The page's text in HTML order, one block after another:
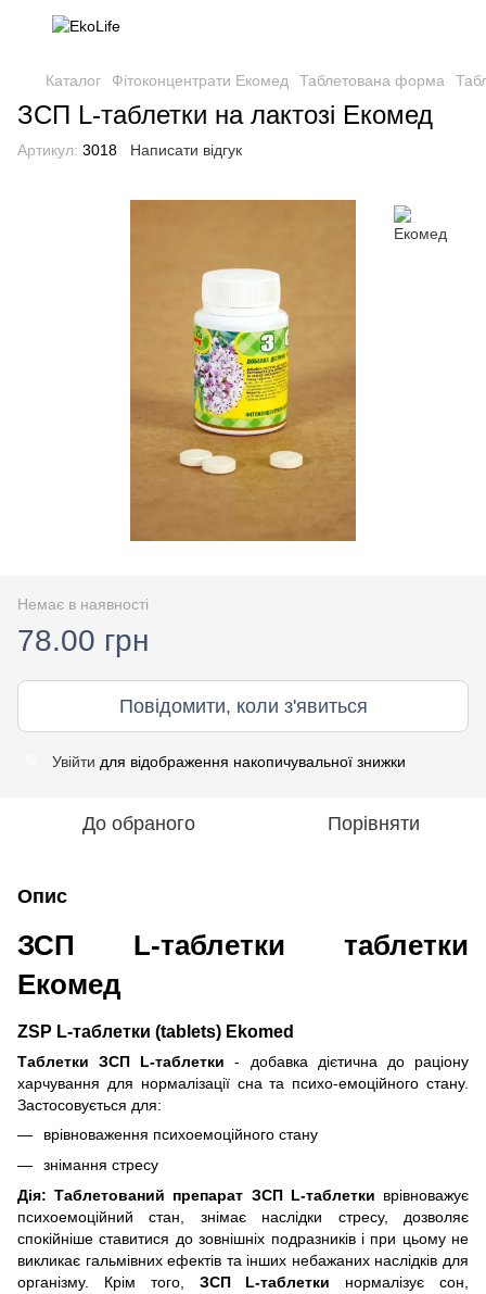
Каталог Фітоконцентрати Екомед Таблетована форма
ЗСП L-таблетки на лактозі Екомед
Артикул: 3018 Написати відгук
Немає в наявності
78.00 грн
Повідомити, коли з'явиться
Увійти для відображення накопичувальної знижки
До обраного Порівняти
Опис
ЗСП L-таблетки таблетки
Екомед
ZSP L-таблетки (tablets) Ekomed
Таблетки ЗСП L-таблетки - добавка дієтична до раціону
харчування для нормалізації сна та психо-емоційного стану.
Застосовується для:
врівноваження психоемоційного стану
знімання стресу
Дія: Таблетований препарат ЗСП L-таблетки врівноважує
психоемоційний стан, знімає наслідки стресу, дозволяє
спокійніше ставитися до зовнішніх подразників і при цьому не
викликає гальмівних ефектів та інших небажаних наслідків для
організму. Крім того, ЗСП L-таблетки нормалізує сон,